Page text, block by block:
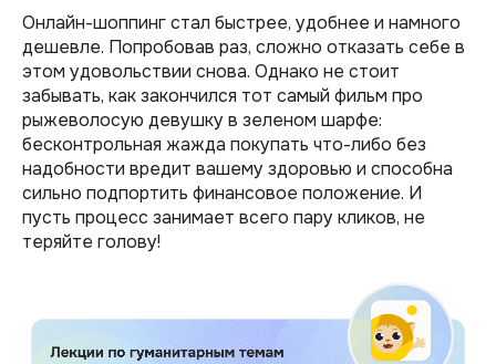
Онлайн-шоппинг стал быстрее, удобнее и намного
дешевле. Попробовав раз, сложно отказать себе в
этом удовольствии снова. Однако не стоит
забывать, как закончился тот самый фильм про
рыжеволосую девушку в зеленом шарфе:
бесконтрольная жажда покупать что-либо без
надобности вредит вашему здоровью и способна
сильно подпортить финансовое положение. И
пусть процесс занимает всего пару кликов, не
теряйте голову!